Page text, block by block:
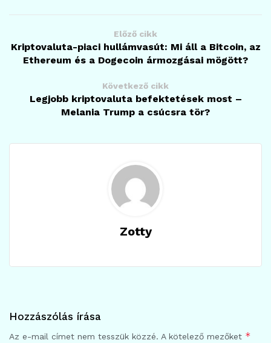
Előző cikk
Kriptovaluta-piaci hullámvasút: Mi áll a Bitcoin, az
Ethereum és a Dogecoin ármozgásai mögött?
Következő cikk
Legjobb kriptovaluta befektetések most –
Melania Trump a csúcsra tör?
Zotty
Hozzászólás írása
Az e-mail címet nem tesszük közzé. A kötelező mezőket *